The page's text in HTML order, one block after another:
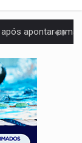
durante briga
kg de skunk e arma que
presos com armas e drogas após
Marias Somos Nós será
motocicleta em frente